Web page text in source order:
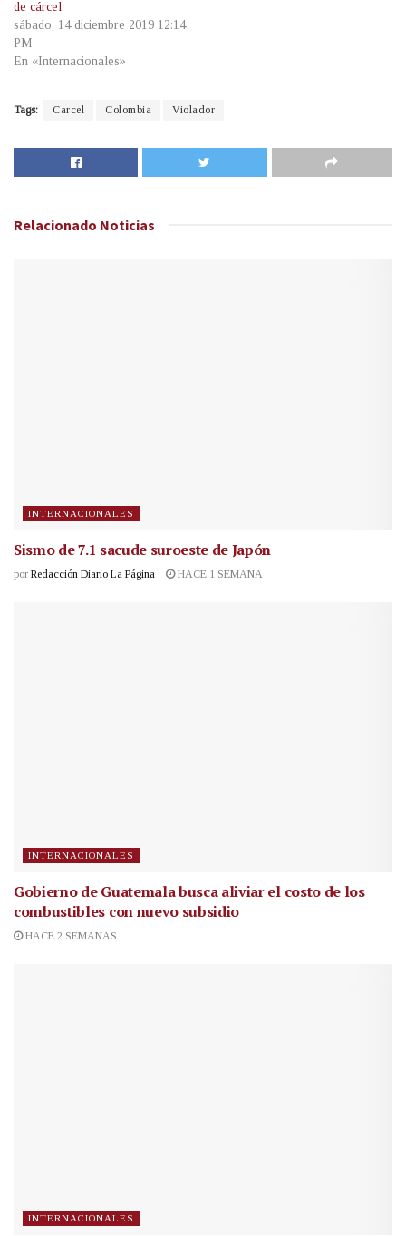
de cárcel
sábado, 14 diciembre 2019 12:14
PM
En «Internacionales»
Tags: Carcel Colombia Violador
Relacionado Noticias
INTERNACIONALES
Sismo de 7.1 sacude suroeste de Japón
por Redacción Diario La Página HACE 1 SEMANA
INTERNACIONALES
Gobierno de Guatemala busca aliviar el costo de los
combustibles con nuevo subsidio
HACE 2 SEMANAS
INTERNACIONALES